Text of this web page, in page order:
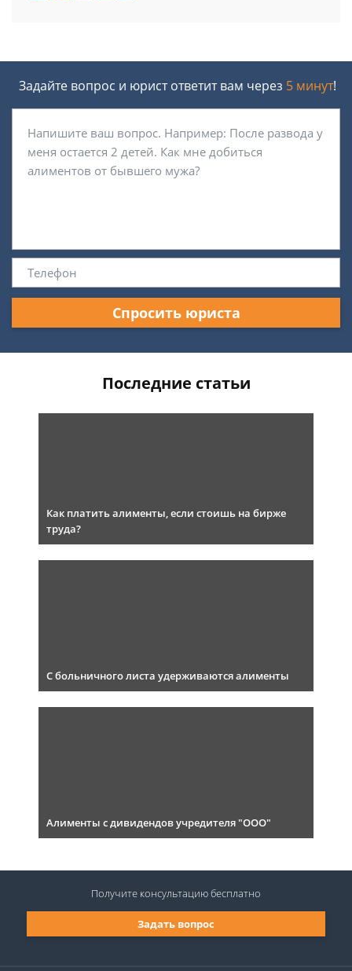
Задайте вопрос и юрист ответит вам через 5 минут!
Спросить юриста
Последние статьи
Как платить алименты, если стоишь на бирже
труда?
С больничного листа удерживаются алименты
Алименты с дивидендов учредителя "ООО"
Задать вопрос
Получите консультациюбесплатно